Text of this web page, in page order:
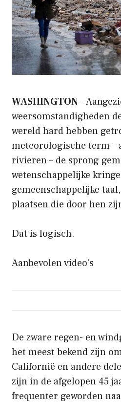
WASHINGTON–
weersomstandigheden
wereld hard hebben
meteorologische term –
rivieren – de sprong
wetenschappelijke
gemeenschappelijke
plaatsen die door hen
Dat is logisch.
Aanbevolen video’s
De zware regen- en
het meest bekend zijn
Californië en andere
zijn in de afgelopen 45
frequenter geworden